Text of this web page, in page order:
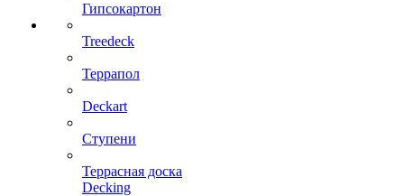
Гипсокартон
Treedeck
Террапол
Deckart
Ступени
Террасная доска
Decking